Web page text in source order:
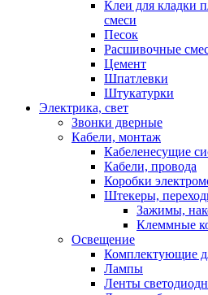
Клеи для кладки
смеси
Песок
Расшивочные
Цемент
Шпатлевки
Штукатурки
Электрика, свет
Звонки дверные
Кабели, монтаж
Кабеленесущие
Кабели, провода
Коробки
Штекеры,
Зажимы,
Клеммные
Освещение
Комплектующие
Лампы
Ленты